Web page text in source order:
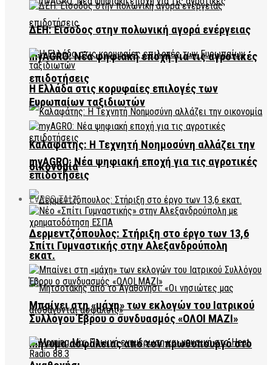
myAGRO: Νέα ψηφιακή εποχή για τις αγροτικές
επιδοτήσεις
Καλαφάτης: Η Τεχνητή Νοημοσύνη αλλάζει την
οικονομία
Δερμεντζόπουλος: Στήριξη στο έργο των 13,6
εκατ.
Μήνυμα ασφάλειας από τον πρωθυπουργό στο
ΔΕΗ: Είσοδος στην πολωνική αγορά ενέργειας
Η Ελλάδα στις κορυφαίες επιλογές των
Ευρωπαίων ταξιδιωτών
myAGRO: Νέα ψηφιακή εποχή για τις αγροτικές
επιδοτήσεις
EVROS TALK
Σπίτι Γυμναστικής στην Αλεξανδρούπολη
Μπαίνει στη «μάχη» των εκλογών του Ιατρικού
Συλλόγου Έβρου ο συνδυασμός «ΟΛΟΙ ΜΑΖΙ»